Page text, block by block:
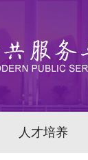
人才培养